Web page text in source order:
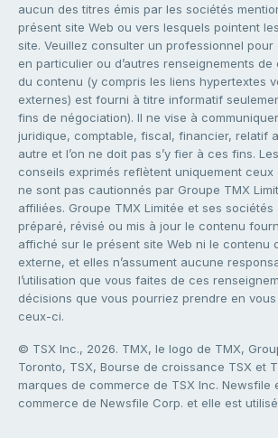
aucun des titres émis par les sociétés
présent site Web ou vers lesquels pointent
site. Veuillez consulter un professionnel pour
en particulier ou d’autres renseignements de
du contenu (y compris les liens hypertextes
externes) est fourni à titre informatif
fins de négociation). Il ne vise à
juridique, comptable, fiscal, financier, relatif
autre et l’on ne doit pas s’y fier à ces fins.
conseils exprimés reflètent uniquement ceux
ne sont pas cautionnés par Groupe TMX
affiliées. Groupe TMX Limitée et ses sociétés
préparé, révisé ou mis à jour le contenu
affiché sur le présent site Web ni le contenu
externe, et elles n’assument aucune
l’utilisation que vous faites de ces
décisions que vous pourriez prendre en
ceux-ci.
© TSX Inc., 2026. TMX, le logo de TMX,
Toronto, TSX, Bourse de croissance TSX et
marques de commerce de TSX Inc. Newsfile
commerce de Newsfile Corp. et elle est